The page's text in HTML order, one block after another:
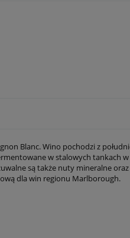
Blanc. Wino pochodzi z
w stalowych tankach
są także nuty mineralne oraz
dla win regionu Marlborough.